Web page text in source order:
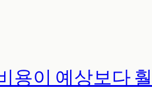
용이 예상보다